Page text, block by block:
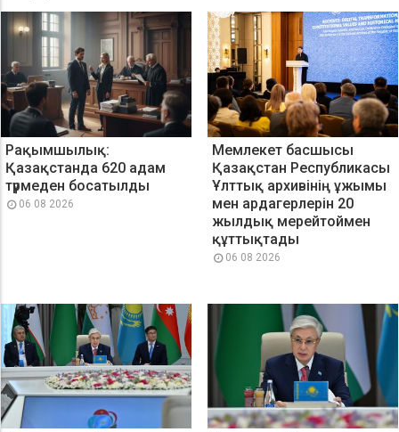
Рақымшылық:
Қазақстанда 620 адам
түрмеден босатылды
06 08 2026
Мемлекет басшысы
Қазақстан Республикасы
Ұлттық архивінің ұжымы
мен ардагерлерін 20
жылдық мерейтоймен
құттықтады
06 08 2026